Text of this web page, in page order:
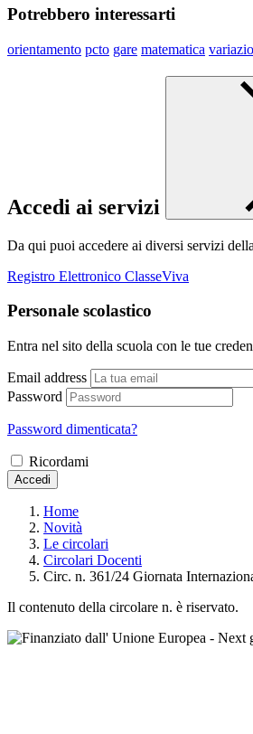
Potrebbero interessarti
orientamento pcto gare matematica
Accedi ai servizi
Da qui puoi accedere ai diversi servizi
Registro Elettronico ClasseViva
Personale scolastico
Entra nel sito della scuola con le tue
Email address
Password
Password dimenticata?
Ricordami
Accedi
Home
Novità
Le circolari
Circolari Docenti
Circ. n. 361/24 Giornata
Il contenuto della circolare n. è riservato.